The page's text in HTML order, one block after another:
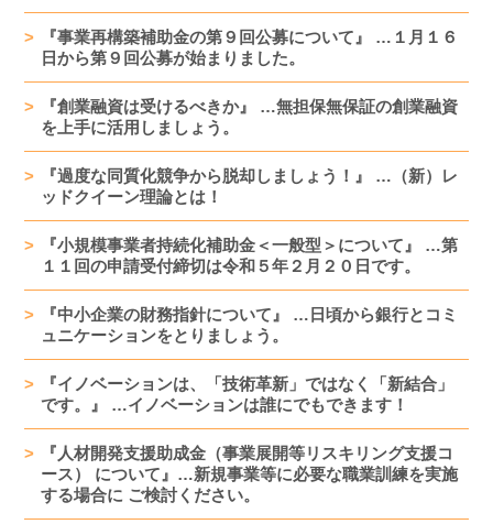
『事業再構築補助金の第９回公募について』 …１月１６
日から第９回公募が始まりました。
『創業融資は受けるべきか』 …無担保無保証の創業融資
を上手に活用しましょう。
『過度な同質化競争から脱却しましょう！』 …（新）レ
ッドクイーン理論とは！
『小規模事業者持続化補助金＜一般型＞について』 …第
１１回の申請受付締切は令和５年２月２０日です。
『中小企業の財務指針について』 …日頃から銀行とコミ
ュニケーションをとりましょう。
『イノベーションは、「技術革新」ではなく「新結合」
です。』 …イノベーションは誰にでもできます！
『人材開発支援助成金（事業展開等リスキリング支援コ
ース） について』…新規事業等に必要な職業訓練を実施
する場合に ご検討ください。